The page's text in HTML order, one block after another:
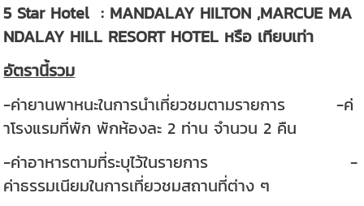
5 Star Hotel : MANDALAY HILTON ,MARCUE MA
NDALAY HILL RESORT HOTEL หรือ เทียบเท่า
อัตรานี้รวม
-ค่ายานพาหนะในการนำเที่ยวชมตามรายการ -ค่
าโรงแรมที่พัก พักห้องละ 2 ท่าน จำนวน 2 คืน
-ค่าอาหารตามที่ระบุไว้ในรายการ -
ค่าธรรมเนียมในการเที่ยวชมสถานที่ต่าง ๆ